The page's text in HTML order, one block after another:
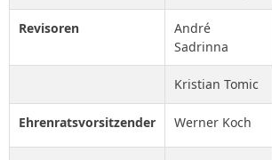
Revisoren
André
Sadrinna
Kristian Tomic
Ehrenratsvorsitzender Werner Koch